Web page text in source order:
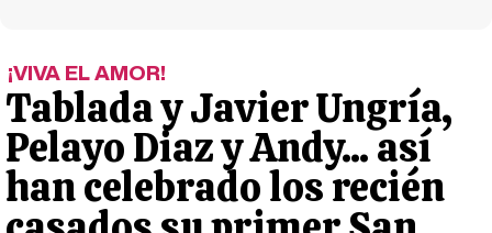
¡VIVA EL AMOR!
Tablada y Javier Ungría,
Pelayo Diaz y Andy... así
han celebrado los recién